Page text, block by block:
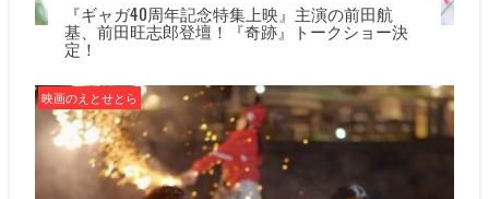
『ギャガ40周年記念特集上映』主演の前田航
基、前田旺志郎登壇！『奇跡』トークショー決
定！
映画のえとせとら